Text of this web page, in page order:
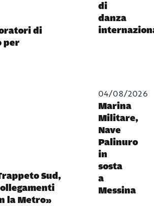
di
per
Sud,
la Metro»
di
danza
04/08/2026
Marina
Militare,
Nave
Palinuro
in
sosta
a
Messina